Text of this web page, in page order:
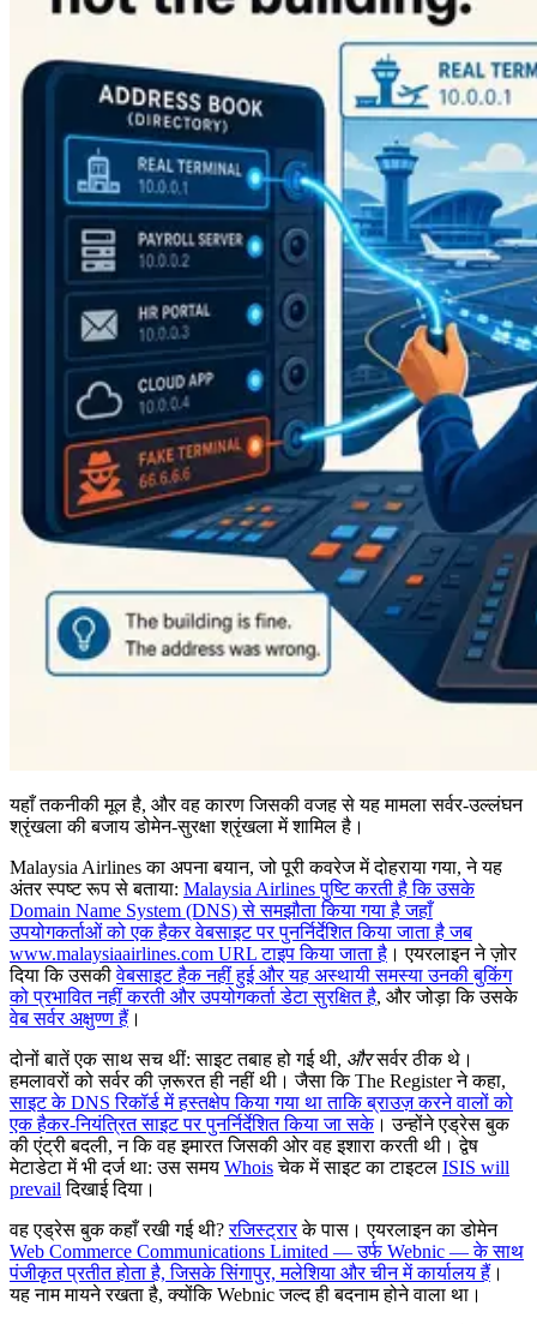
यहाँ तकनीकी मूल है, और वह कारण जिसकी वजह से यह मामला सर्वर-उल्लंघन
श्रृंखला की बजाय डोमेन-सुरक्षा श्रृंखला में शामिल है।
Malaysia Airlines का अपना बयान, जो पूरी कवरेज में दोहराया गया, ने यह
अंतर स्पष्ट रूप से बताया: Malaysia Airlines पुष्टि करती है कि उसके
Domain Name System (DNS) से समझौता किया गया है जहाँ
उपयोगकर्ताओं को एक हैकर वेबसाइट पर पुनर्निर्देशित किया जाता है जब
www.malaysiaairlines.com URL टाइप किया जाता है । एयरलाइन ने ज़ोर
दिया कि उसकीवेबसाइट हैक नहीं हुई और यह अस्थायी समस्या उनकी बुकिंग
को प्रभावित नहीं करती और उपयोगकर्ता डेटा सुरक्षित है, और जोड़ा कि उसके
वेब सर्वर अक्षुण्ण हैं ।
दोनों बातें एक साथ सच थीं: साइट तबाह हो गई थी, औरसर्वर ठीक थे।
हमलावरों को सर्वर की ज़रूरत ही नहीं थी। जैसा कि The Register ने कहा,
साइट के DNS रिकॉर्ड में हस्तक्षेप किया गया था ताकि ब्राउज़ करने वालों को
एक हैकर-नियंत्रित साइट पर पुनर्निर्देशित किया जा सके। उन्होंने एड्रेस बुक
की एंट्री बदली, न कि वह इमारत जिसकी ओर वह इशारा करती थी। द्वेष
मेटाडेटा में भी दर्ज था: उस समय Whoisचेक में साइट का टाइटल ISIS will
prevail दिखाई दिया।
वह एड्रेस बुक कहाँ रखी गई थी?रजिस्ट्रारके पास। एयरलाइन का डोमेन
Web Commerce Communications Limited — उर्फ Webnic — के साथ
पंजीकृत प्रतीत होता है, जिसके सिंगापुर, मलेशिया और चीन में कार्यालय हैं ।
यह नाम मायने रखता है, क्योंकि Webnic जल्द ही बदनाम होने वाला था।